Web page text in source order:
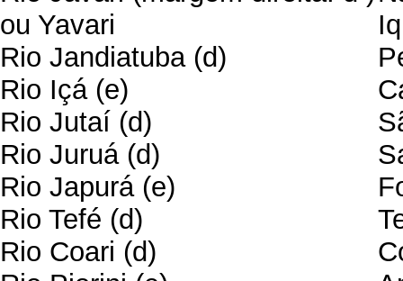
ou Yavari
Rio Jandiatuba (d)
Rio Içá (e)
Rio Jutaí (d)
Rio Juruá (d)
Rio Japurá (e)
Rio Tefé (d)
Rio Coari (d)